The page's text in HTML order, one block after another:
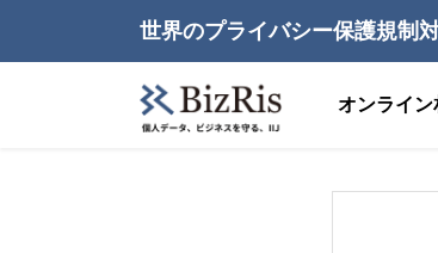
世界のプライバシー保護規制
オンライン